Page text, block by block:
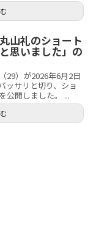
山礼のショート
思いました」の
29）が2026年6月2日
ッサリと切り、ショ
公開しました。 ...